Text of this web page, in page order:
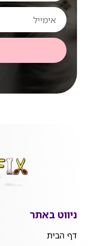
אימייל
ניווט באתר
דף הבית